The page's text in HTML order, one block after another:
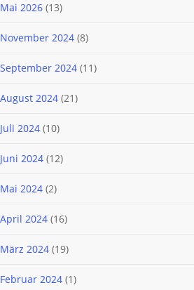
Mai 2026 (13)
November 2024 (8)
September 2024 (11)
August 2024 (21)
Juli 2024 (10)
Juni 2024 (12)
Mai 2024 (2)
April 2024 (16)
März 2024 (19)
Februar 2024 (1)